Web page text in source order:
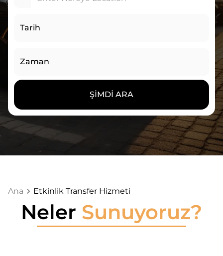
Tarih
Zaman
ŞIMDI ARA
Ana Etkinlik Transfer Hizmeti
Neler Sunuyoruz?